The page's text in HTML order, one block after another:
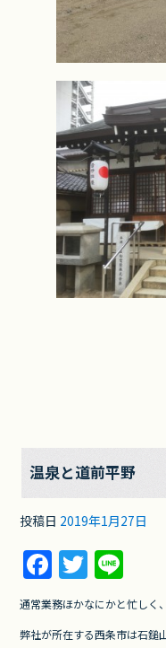
温泉と道前平野
投稿日 2019年1月27日
F
a
c
T
w
itt
n
e
通常業務ほかなにかと忙しく
弊社が所在する西条市は石鎚